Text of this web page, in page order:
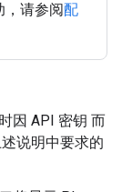
，请参阅配
因 API 密钥 而
说明中要求的